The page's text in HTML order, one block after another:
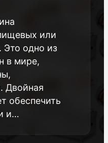
или
Это одно из
в мире,
Двойная
обеспечить
и…